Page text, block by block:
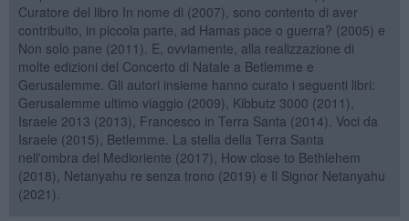
Curatore del libro In nome di (2007), sono contento di aver
contribuito, in piccola parte, ad Hamas pace o guerra? (2005) e
Non solo pane (2011). E, ovviamente, alla realizzazione di
molte edizioni del Concerto di Natale a Betlemme e
Gerusalemme. Gli autori insieme hanno curato i seguenti libri:
Gerusalemme ultimo viaggio (2009), Kibbutz 3000 (2011),
Israele 2013 (2013), Francesco in Terra Santa (2014). Voci da
Israele (2015), Betlemme. La stella della Terra Santa
nell'ombra del Medioriente (2017), How close to Bethlehem
(2018), Netanyahu re senza trono (2019) e Il Signor Netanyahu
(2021).